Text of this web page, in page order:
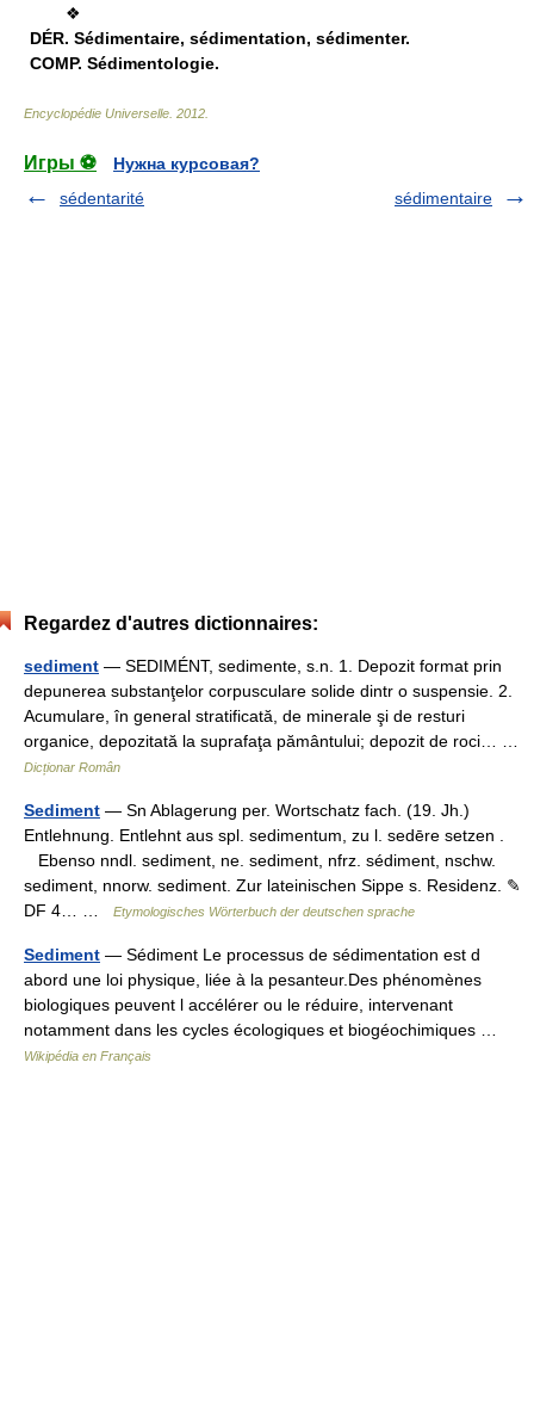
❖
DÉR. Sédimentaire, sédimentation, sédimenter.
COMP. Sédimentologie.
Encyclopédie Universelle 2012
Игры ⚽
Нужна курсовая?
sédentarité
sédimentaire
Regardez d'autres dictionnaires:
sediment — SEDIMÉNT, sedimente, s.n. 1. Depozit format prin
depunerea substanţelor corpusculare solide dintr o suspensie. 2.
Acumulare, în general stratificată, de minerale şi de resturi
organice, depozitată la suprafaţa pământului; depozit de roci… …
Dicționar Român
Sediment — Sn Ablagerung per. Wortschatz fach. (19. Jh.)
Entlehnung. Entlehnt aus spl. sedimentum, zu l. sedēre setzen .
Ebenso nndl. sediment, ne. sediment, nfrz. sédiment, nschw.
sediment, nnorw. sediment. Zur lateinischen Sippe s. Residenz. ✎
DF 4… …
Etymologisches Wörterbuch der deutschen sprache
Sediment — Sédiment Le processus de sédimentation est d
abord une loi physique, liée à la pesanteur.Des phénomènes
biologiques peuvent l accélérer ou le réduire, intervenant
notamment dans les cycles écologiques et biogéochimiques …
Wikipédia en Français